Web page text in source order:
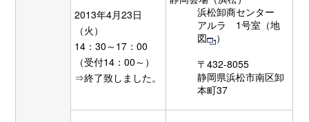
2013年4月23日
（火）
14：30～17：00
（受付14：00～）
⇒終了致しました。
浜松卸商センター
アルラ 1号室（地
図
）
〒432-8055
静岡県浜松市南区卸
本町37